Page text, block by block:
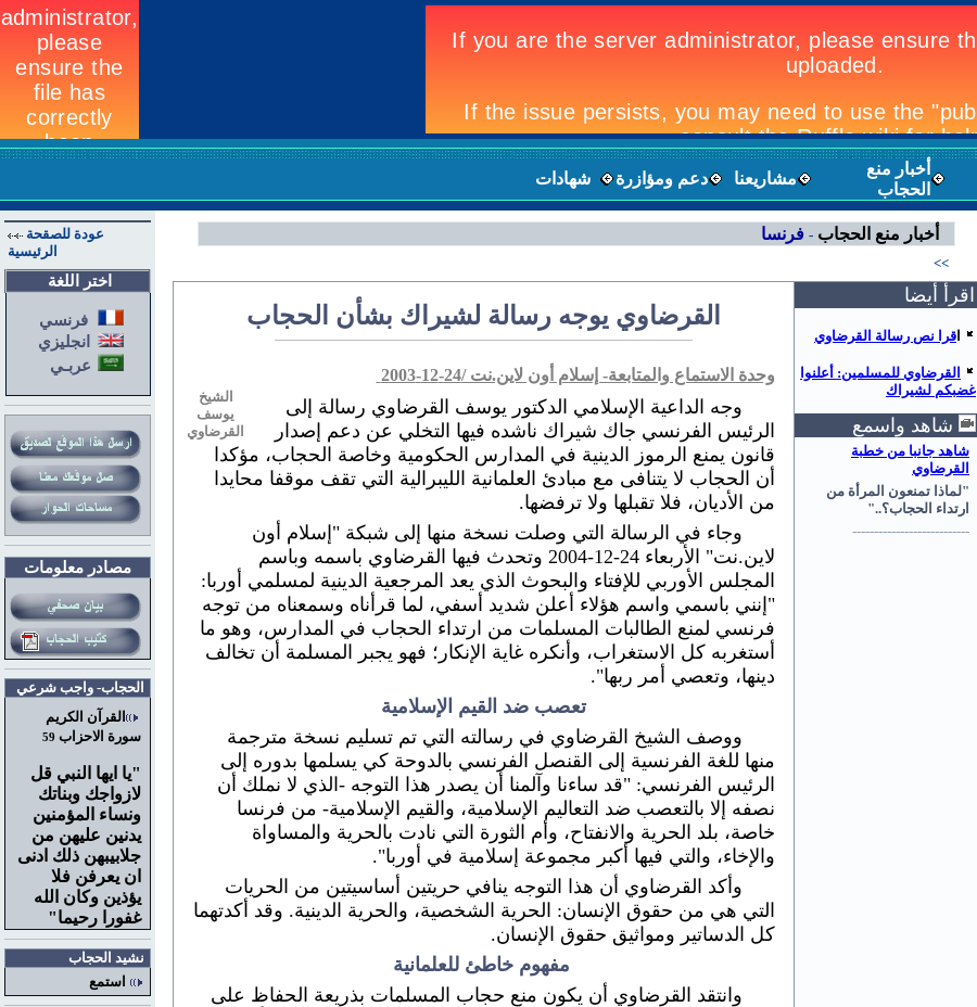
شهادات دعم ومؤازرة مشاريعنا
أخبار منع
الحجاب
عودة للصقحة
الرئيسية
اختر اللغة
فرنسي
انجليزي
عربـي
مصادر معلومات
الحجاب- واجب شرعي
القرآن الكريم
سورة الاحزاب 59
"يا ايها النبي قل
لازواجك وبناتك
ونساء المؤمنين
يدنين عليهن من
جلابيبهن ذلك ادنى
ان يعرفن فلا
يؤذين وكان الله
غفورا رحيما"
نشيد الحجاب
استمع
أخبار منع الحجاب - فرنسا
<<
القرضاوي يوجه رسالة لشيراك بشأن الحجاب
وحدة الاستماع والمتابعة- إسلام أون لاين.نت /24-12-2003
الشيخ
يوسف
القرضاوي
وجه الداعية الإسلامي الدكتور يوسف القرضاوي رسالة إلى
الرئيس الفرنسي جاك شيراك ناشده فيها التخلي عن دعم إصدار
قانون يمنع الرموز الدينية في المدارس الحكومية وخاصة الحجاب، مؤكدا
أن الحجاب لا يتنافى مع مبادئ العلمانية الليبرالية التي تقف موقفا محايدا
من الأديان، فلا تقبلها ولا ترفضها.
وجاء في الرسالة التي وصلت نسخة منها إلى شبكة "إسلام أون
لاين.نت" الأربعاء 24-12-2004 وتحدث فيها القرضاوي باسمه وباسم
المجلس الأوربي للإفتاء والبحوث الذي يعد المرجعية الدينية لمسلمي أوربا:
"إنني باسمي واسم هؤلاء أعلن شديد أسفي، لما قرأناه وسمعناه من توجه
فرنسي لمنع الطالبات المسلمات من ارتداء الحجاب في المدارس، وهو ما
أستغربه كل الاستغراب، وأنكره غاية الإنكار؛ فهو يجبر المسلمة أن تخالف
دينها، وتعصي أمر ربها".
تعصب ضد القيم الإسلامية
ووصف الشيخ القرضاوي في رسالته التي تم تسليم نسخة مترجمة
منها للغة الفرنسية إلى القنصل الفرنسي بالدوحة كي يسلمها بدوره إلى
الرئيس الفرنسي: "قد ساءنا وآلمنا أن يصدر هذا التوجه -الذي لا نملك أن
نصفه إلا بالتعصب ضد التعاليم الإسلامية، والقيم الإسلامية- من فرنسا
خاصة، بلد الحرية والانفتاح، وأم الثورة التي نادت بالحرية والمساواة
والإخاء، والتي فيها أكبر مجموعة إسلامية في أوربا".
وأكد القرضاوي أن هذا التوجه ينافي حريتين أساسيتين من الحريات
التي هي من حقوق الإنسان: الحرية الشخصية، والحرية الدينية. وقد أكدتهما
كل الدساتير ومواثيق حقوق الإنسان.
مفهوم خاطئ للعلمانية
وانتقد القرضاوي أن يكون منع حجاب المسلمات بذريعة الحفاظ على
اقرأ أيضا
قرا نص رسالة القرضاوي
القرضاوي للمسلمين: أعلنوا
غضبكم لشيراك
شاهد جانبا من خطبة
القرضاوي
"لماذا تمنعون المرأة من
ارتداء الحجاب؟.."
---------------------------